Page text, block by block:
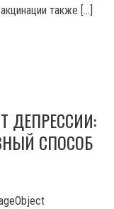
также […]
ДЕПРЕССИИ:
СПОСОБ